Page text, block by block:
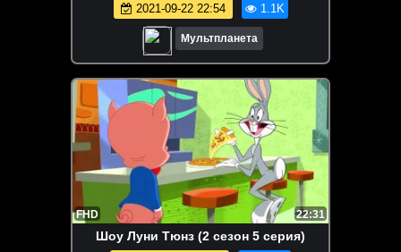
2021-09-22 22:54 1.1K
Мультпланета
FHD 22:31
Шоу Луни Тюнз (2 сезон 5 серия)